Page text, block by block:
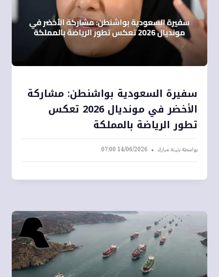
سفيرة السعودية بواشنطن: مشاركة
الأخضر في مونديال 2026 تعكس
تطور الرياضة بالمملكة
بواسطةبثينة مبارك 14/06/2026 07:00